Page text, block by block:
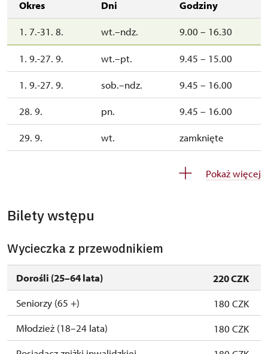
Okres Dni Godziny
1. 7.-31. 8. wt.–ndz. 9.00 – 16.30
1. 9.-27. 9. wt.–pt. 9.45 – 15.00
1. 9.-27. 9. sob.–ndz. 9.45 – 16.00
28. 9. pn. 9.45 – 16.00
29. 9. wt. zamknięte
26. 10.-30. 10.
Pokaż więcej
Bilety wstępu
Wycieczka z przewodnikiem
Dorośli (25–64 lata)
220 CZK
Seniorzy (65 +)
180 CZK
Młodzież (18–24 lata)
180 CZK